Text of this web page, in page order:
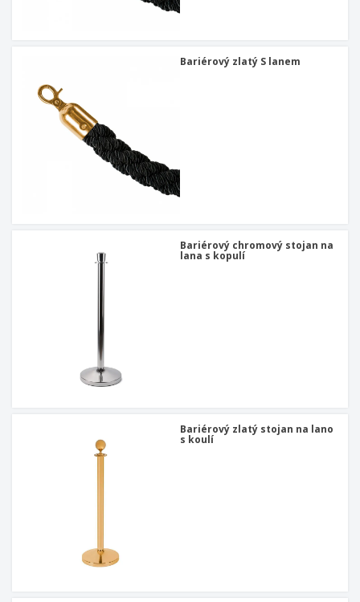
Bariérový zlatý S lanem
Bariérový chromový stojan na
lana s kopulí
Bariérový zlatý stojan na lano
s koulí